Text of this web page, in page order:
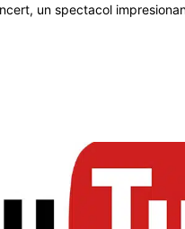
un spectacol